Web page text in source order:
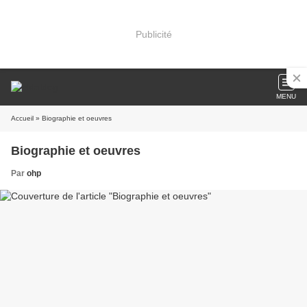
Publicité
MENU
Accueil » Biographie et oeuvres
Biographie et oeuvres
Par ohp